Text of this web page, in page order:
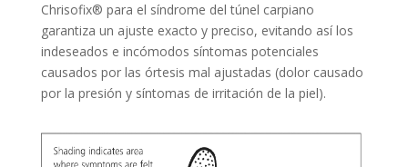
Chrisofix® para el síndrome del túnel carpiano
garantiza un ajuste exacto y preciso, evitando así los
indeseados e incómodos síntomas potenciales
causados por las órtesis mal ajustadas (dolor causado
por la presión y síntomas de irritación de la piel).